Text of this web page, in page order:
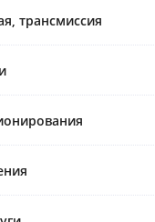
трансмиссия